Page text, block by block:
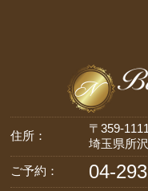
住所：
〒359-1111
埼玉県所
ご予約：
04-